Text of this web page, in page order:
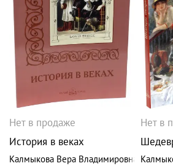
Нет в продаже
История в веках
Калмыкова Вера Владимировна
Нет в